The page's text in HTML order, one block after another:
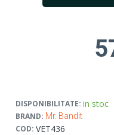
DISPONIBILITATE: in stoc
BRAND: Mr. Bandit
COD: VET436